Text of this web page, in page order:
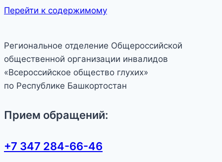
Перейти к содержимому
Региональное отделение Общероссийской
общественной организации инвалидов
«Всероссийское общество глухих»
по Республике Башкортостан
Прием обращений:
+7 347 284-66-46